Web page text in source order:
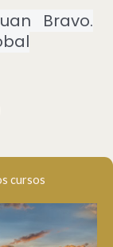
Bravo.
cursos